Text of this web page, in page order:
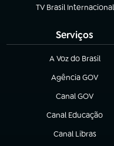
TV Brasil Internacional
(abre em nova aba)
Serviços
A Voz do Brasil
(abre em nova aba)
Agência GOV
(abre em nova aba)
Canal GOV
(abre em nova
Canal Educação
(abre em nova aba)
Canal Libras
(abre em nova